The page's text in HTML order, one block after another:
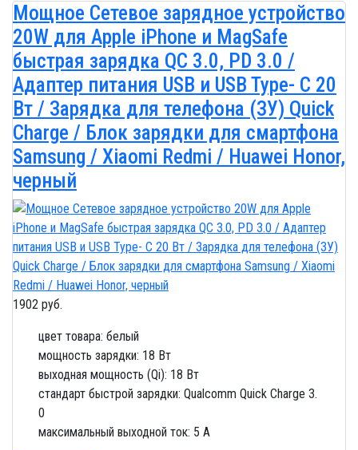
Мощное Сетевое зарядное устройство
20W для Apple iPhone и MagSafe
быстрая зарядка QC 3.0, PD 3.0 /
Адаптер питания USB и USB Type- C 20
Вт / Зарядка для телефона (ЗУ) Quick
Charge / Блок зарядки для смартфона
Samsung / Xiaomi Redmi / Huawei Honor,
черный
1902 руб.
цвет товара: белый
мощность зарядки: 18 Вт
выходная мощность (Qi): 18 Вт
стандарт быстрой зарядки: Qualcomm Quick Charge 3.
0
максимальный выходной ток: 5 A